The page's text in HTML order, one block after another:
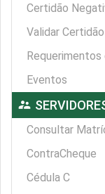
Certidão
Validar
Eventos
supervisor_account
Consultar
ContraCheque
Cédula C